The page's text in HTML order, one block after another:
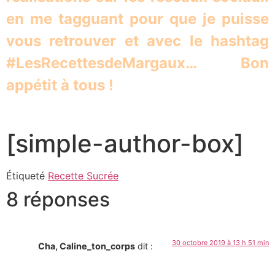
en me tagguant pour que je puisse
vous retrouver et avec le hashtag
#LesRecettesdeMargaux… Bon
appétit à tous !
[simple-author-box]
Étiqueté Recette Sucrée
8 réponses
Cha, Caline_ton_corps dit : 30 octobre 2019 à 13 h 51 min